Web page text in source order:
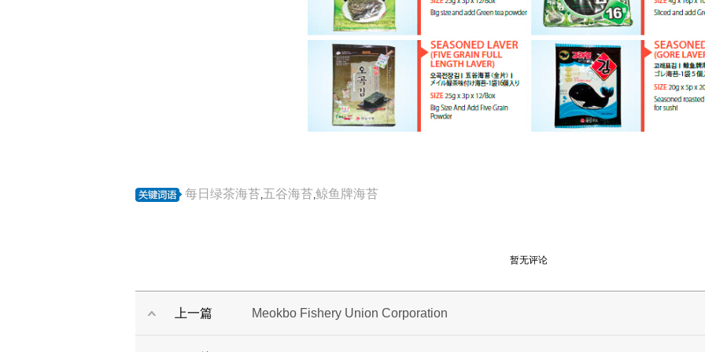
每日绿茶海苔,五谷海苔,鲸鱼牌海苔
暂无评论
上一篇 Meokbo Fishery Union Corporation